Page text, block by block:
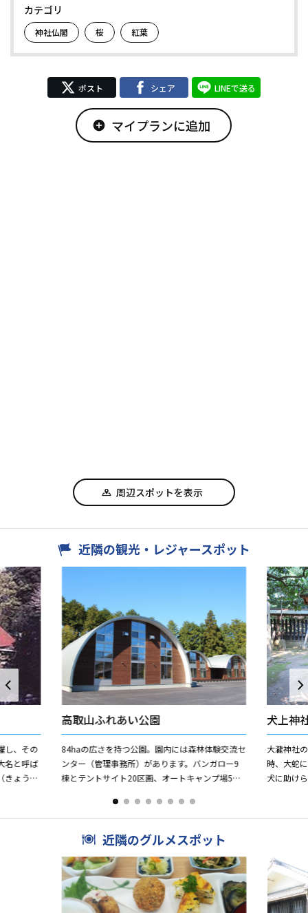
カテゴリ
神社仏閣 桜 紅葉
ポスト シェア LINEで送る
add_circle マイプランに追加
周辺スポットを表示
近隣の観光・レジャースポット
し、その
名と呼ば
きょうご
高取山ふれあい公園
84haの広さを持つ公園。園内には森林体験交流セ
ンター（管理事務所）があります。バンガロー9
棟とテントサイト20区画、オートキャンプ場5区
園内には林業体験林...
犬上神
大瀧神社
時、大蛇
犬に助け
近隣のグルメスポット